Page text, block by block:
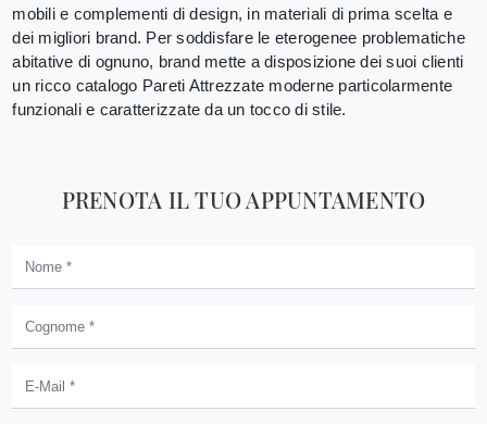
mobili e complementi di design, in materiali di prima scelta e
dei migliori brand. Per soddisfare le eterogenee problematiche
abitative di ognuno, brand mette a disposizione dei suoi clienti
un ricco catalogo Pareti Attrezzate moderne particolarmente
funzionali e caratterizzate da un tocco di stile.
PRENOTA IL TUO APPUNTAMENTO